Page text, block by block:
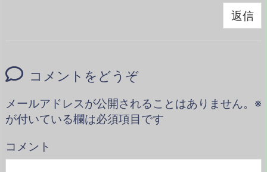
返信
コメントをどうぞ
メールアドレスが公開されることはありません。 ※
が付いている欄は必須項目です
コメント